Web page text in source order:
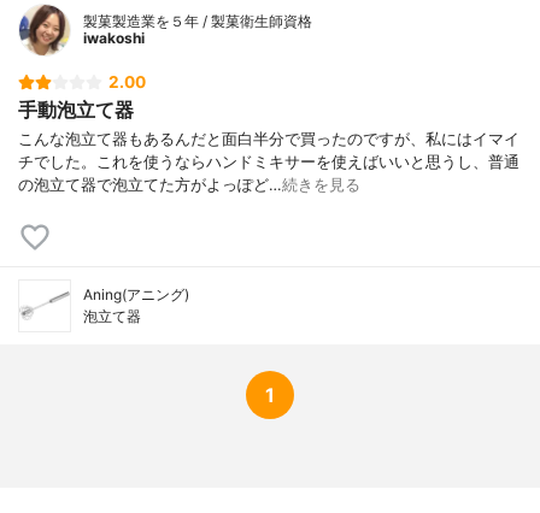
製菓製造業を５年 / 製菓衛生師資格
iwakoshi
2.00
手動泡立て器
こんな泡立て器もあるんだと面白半分で買ったのですが、私にはイマイ
チでした。これを使うならハンドミキサーを使えばいいと思うし、普通
の泡立て器で泡立てた方がよっぽど…続きを見る
Aning(アニング)
泡立て器
1